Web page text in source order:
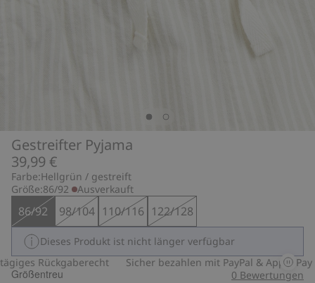
Gestreifter Pyjama
39,99 €
Farbe:Hellgrün / gestreift
Größe:86/92 Ausverkauft
86/92 98/104 110/116 122/128
Dieses Produkt ist nicht länger verfügbar
Rückgaberecht
Sicher bezahlen mit PayPal & Apple Pay
Größentreu 0 Bewertungen